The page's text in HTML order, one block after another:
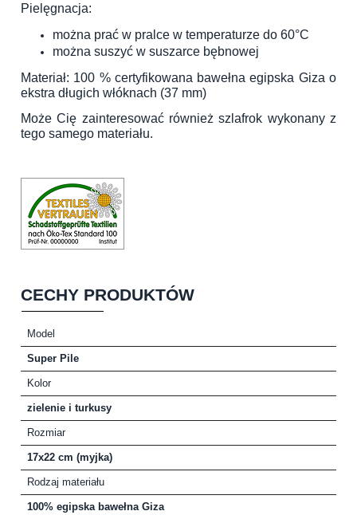
Pielęgnacja:
można prać w pralce w temperaturze do 60°C
można suszyć w suszarce bębnowej
Materiał: 100 % certyfikowana bawełna egipska Giza o
ekstra długich włóknach (37 mm)
Może Cię zainteresować równieższlafrok wykonany z
tego samego materiału.
CECHY PRODUKTÓW
Model
Super Pile
Kolor
zielenie i turkusy
Rozmiar
17x22 cm (myjka)
Rodzaj materiału
100% egipska bawełna Giza